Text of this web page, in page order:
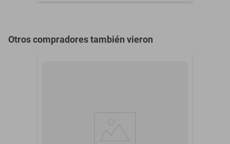
Otros compradores también vieron